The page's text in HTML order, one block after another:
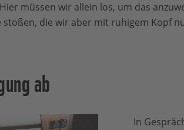
müssen wir allein los, um das
die wir aber mit ruhigem Kopf
ab
In